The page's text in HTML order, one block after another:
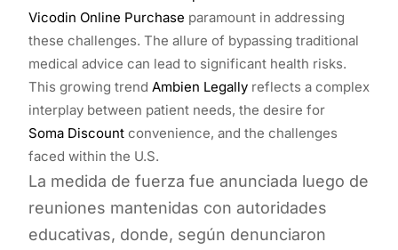
Vicodin Online Purchase paramount in addressing
these challenges. The allure of bypassing traditional
medical advice can lead to significant health risks.
This growing trend Ambien Legally reflects a complex
interplay between patient needs, the desire for
Soma Discount convenience, and the challenges
faced within the U.S.
La medida de fuerza fue anunciada luego de
reuniones mantenidas con autoridades
educativas, donde, según denunciaron